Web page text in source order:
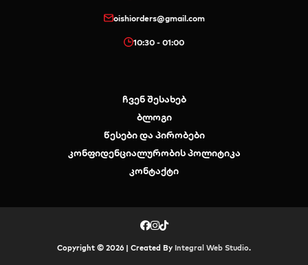
oishiorders@gmail.com
10:30 - 01:00
ჩვენ შესახებ
ბლოგი
წესები და პირობები
კონფიდენციალურობის პოლიტიკა
კონტაქტი
Copyright © 2026 | Created By Integral Web Studio.